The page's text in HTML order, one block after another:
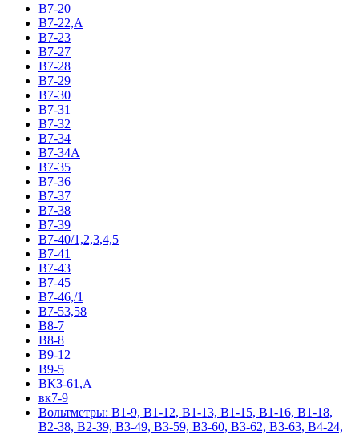
В7-20
В7-22,А
В7-23
В7-27
В7-28
В7-29
В7-30
В7-31
В7-32
В7-34
В7-34А
В7-35
В7-36
В7-37
В7-38
В7-39
В7-40/1,2,3,4,5
В7-41
В7-43
В7-45
В7-46,/1
В7-53,58
В8-7
В8-8
В9-12
В9-5
ВК3-61,А
вк7-9
Вольтметры: В1-9, В1-12, В1-13, В1-15, В1-16, В1-18,
В2-38, В2-39, В3-49, В3-59, В3-60, В3-62, В3-63, В4-24,